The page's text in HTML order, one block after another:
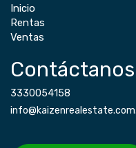
Inicio
Rentas
Ventas
Contáctanos
3330054158